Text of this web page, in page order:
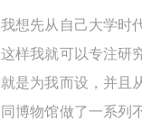
我想先从自己大学时
这样我就可以专注研
就是为我而设，并且
同博物馆做了一系列